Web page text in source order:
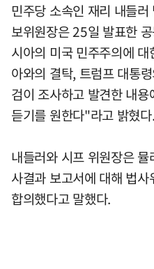
민주당 소속인 재리 내들
보위원장은 25일 발표한
시아의 미국 민주주의에
아와의 결탁, 트럼프 대통
검이 조사하고 발견한 내
듣기를 원한다"라고 밝혔다.
내들러와 시프 위원장은
사결과 보고서에 대해 법
합의했다고 말했다.